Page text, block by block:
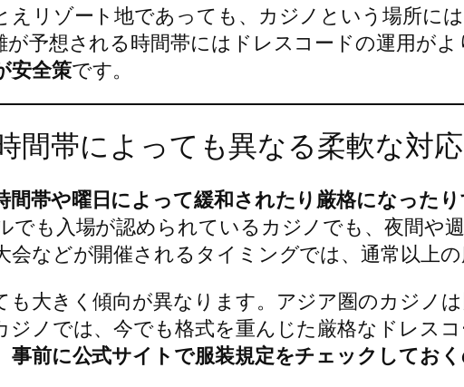
えリゾート地であっても、カジノという場所に
予想される時間帯にはドレスコードの運用がよ
安全策です。
間帯によっても異なる柔軟な対
間帯や曜日によって緩和されたり厳格になった
でも入場が認められているカジノでも、夜間や
などが開催されるタイミングでは、通常以上
も大きく傾向が異なります。アジア圏のカジノ
ジノでは、今でも格式を重んじた厳格なドレス
事前に公式サイトで服装規定をチェックしてお